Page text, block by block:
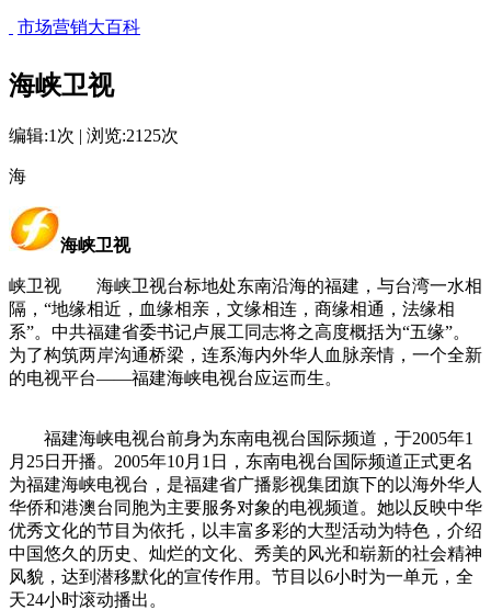
市场营销大百科
海峡卫视
编辑:1次 | 浏览:2125次
海
海峡卫视
峡卫视 海峡卫视台标地处东南沿海的福建，与台湾一水相
隔，“地缘相近，血缘相亲，文缘相连，商缘相通，法缘相
系”。中共福建省委书记卢展工同志将之高度概括为“五缘”。
为了构筑两岸沟通桥梁，连系海内外华人血脉亲情，一个全新
的电视平台——福建海峡电视台应运而生。
福建海峡电视台前身为东南电视台国际频道，于2005年1
月25日开播。2005年10月1日，东南电视台国际频道正式更名
为福建海峡电视台，是福建省广播影视集团旗下的以海外华人
华侨和港澳台同胞为主要服务对象的电视频道。她以反映中华
优秀文化的节目为依托，以丰富多彩的大型活动为特色，介绍
中国悠久的历史、灿烂的文化、秀美的风光和崭新的社会精神
风貌，达到潜移默化的宣传作用。节目以6小时为一单元，全
天24小时滚动播出。